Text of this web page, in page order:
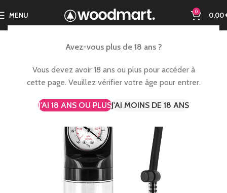
Avez-vous plus de 18 ans ?
Vous devez avoir 18 ans ou plus pour accéder à
cette page. Veuillez vérifier votre âge pour entrer.
J'AI 18 ANS OU PLUSJ'AI MOINS DE 18 ANS
MENU 0 0,00